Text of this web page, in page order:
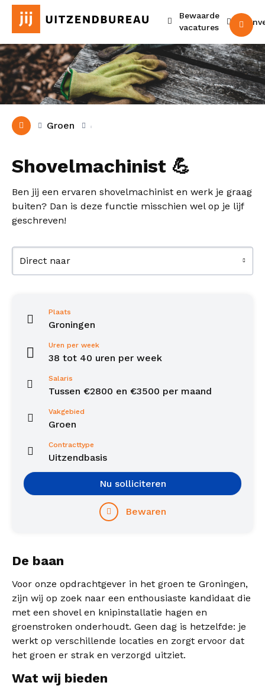
Bewaarde
vacatures
Groen
Shovelmachinist 💪
Ben jij een ervaren shovelmachinist en werk je graag
buiten? Dan is deze functie misschien wel op je lijf
geschreven!
Direct naar
Plaats
Groningen
Uren per week
38 tot 40 uren per week
Salaris
Tussen €2800 en €3500 per maand
Vakgebied
Groen
Contracttype
Uitzendbasis
Nu solliciteren
Bewaren
De baan
Voor onze opdrachtgever in het groen te Groningen,
zijn wij op zoek naar een enthousiaste kandidaat die
met een shovel en knipinstallatie hagen en
groenstroken onderhoudt. Geen dag is hetzelfde: je
werkt op verschillende locaties en zorgt ervoor dat
het groen er strak en verzorgd uitziet.
Wat wij bieden